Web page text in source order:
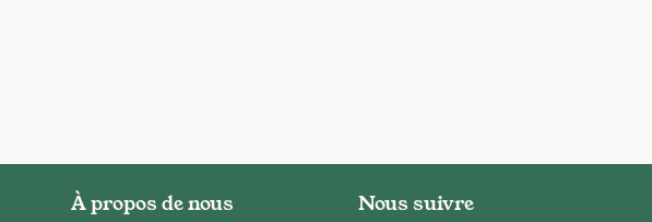
À propos de nous Nous suivre